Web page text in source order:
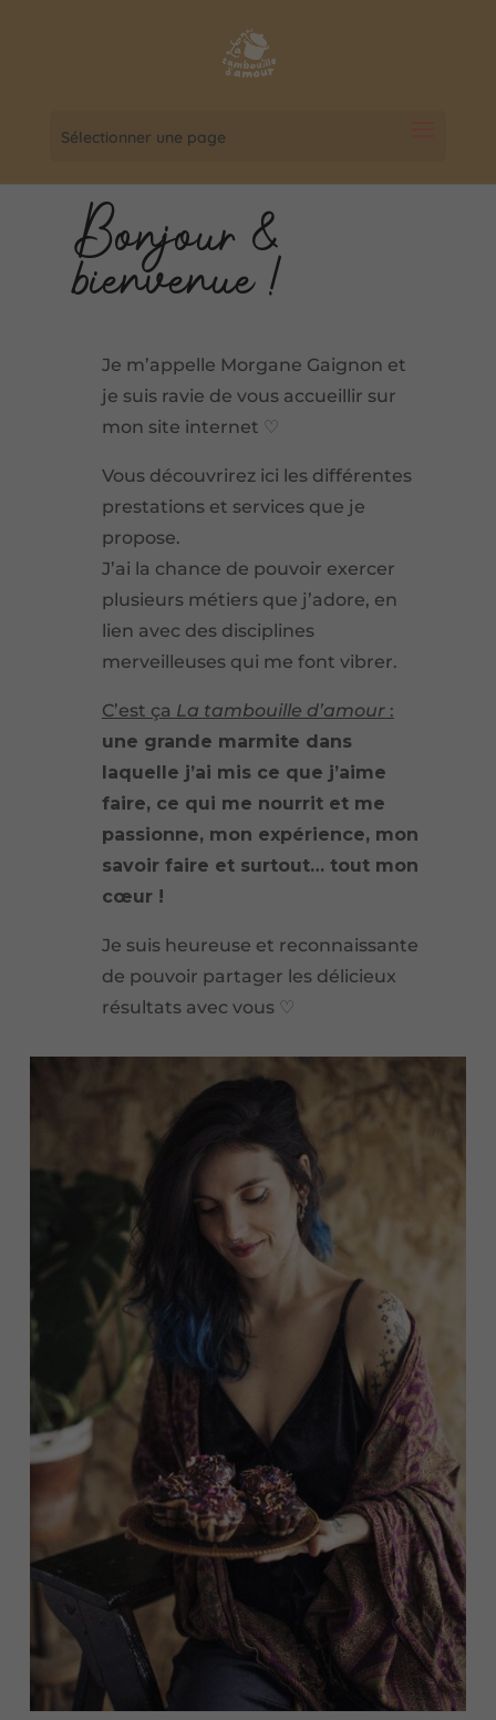
Sélectionner une page
Bonjour &
bienvenue !
Je m’appelle Morgane Gaignon et
je suis ravie de vous accueillir sur
mon site internet ♡
Vous découvrirez ici les différentes
prestations et services que je
propose.
J’ai la chance de pouvoir exercer
plusieurs métiers que j’adore, en
lien avec des disciplines
merveilleuses qui me font vibrer.
C’est ça La tambouille d’amour:
une grande marmite dans
laquelle j’ai mis ce que j’aime
faire, ce qui me nourrit et me
passionne, mon expérience, mon
savoir faire et surtout… tout mon
cœur !
Je suis heureuse et reconnaissante
de pouvoir partager les délicieux
résultats avec vous ♡